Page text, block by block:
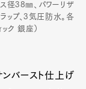
ス径38㎜、パワーリザ
ップ、3気圧防水。各
ク 銀座）
バースト仕上げ